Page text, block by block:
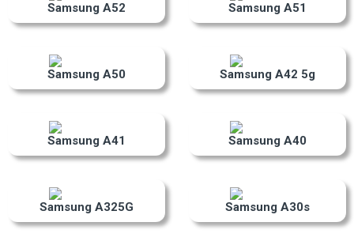
Samsung A52 Samsung A51
Samsung A50 Samsung A42 5g
Samsung A41 Samsung A40
Samsung A325G Samsung A30s